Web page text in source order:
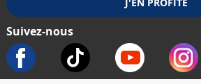
Suivez-nous